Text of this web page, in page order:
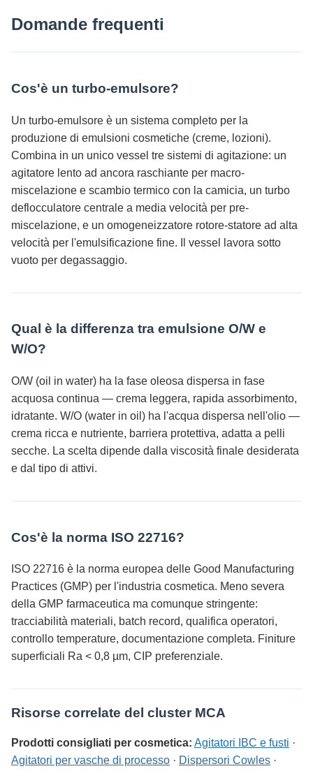
Domande frequenti
Cos'è un turbo-emulsore?
Un turbo-emulsore è un sistema completo per la
produzione di emulsioni cosmetiche (creme, lozioni).
Combina in un unico vessel tre sistemi di agitazione: un
agitatore lento ad ancora raschiante per macro-
miscelazione e scambio termico con la camicia, un turbo
deflocculatore centrale a media velocità per pre-
miscelazione, e un omogeneizzatore rotore-statore ad alta
velocità per l'emulsificazione fine. Il vessel lavora sotto
vuoto per degassaggio.
Qual è la differenza tra emulsione O/W e
W/O?
O/W (oil in water) ha la fase oleosa dispersa in fase
acquosa continua — crema leggera, rapida assorbimento,
idratante. W/O (water in oil) ha l'acqua dispersa nell'olio —
crema ricca e nutriente, barriera protettiva, adatta a pelli
secche. La scelta dipende dalla viscosità finale desiderata
e dal tipo di attivi.
Cos'è la norma ISO 22716?
ISO 22716 è la norma europea delle Good Manufacturing
Practices (GMP) per l'industria cosmetica. Meno severa
della GMP farmaceutica ma comunque stringente:
tracciabilità materiali, batch record, qualifica operatori,
controllo temperature, documentazione completa. Finiture
superficiali Ra < 0,8 µm, CIP preferenziale.
Risorse correlate del cluster MCA
Prodotti consigliati per cosmetica: Agitatori IBC e fusti ·
Agitatori per vasche di processo · Dispersori Cowles ·